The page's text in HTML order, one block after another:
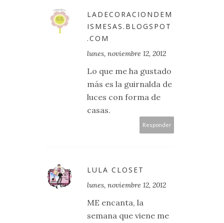
LADECORACIONDEM
ISMESAS.BLOGSPOT
.COM
lunes, noviembre 12, 2012
Lo que me ha gustado
más es la guirnalda de
luces con forma de
casas.
Responder
LULA CLOSET
lunes, noviembre 12, 2012
ME encanta, la
semana que viene me